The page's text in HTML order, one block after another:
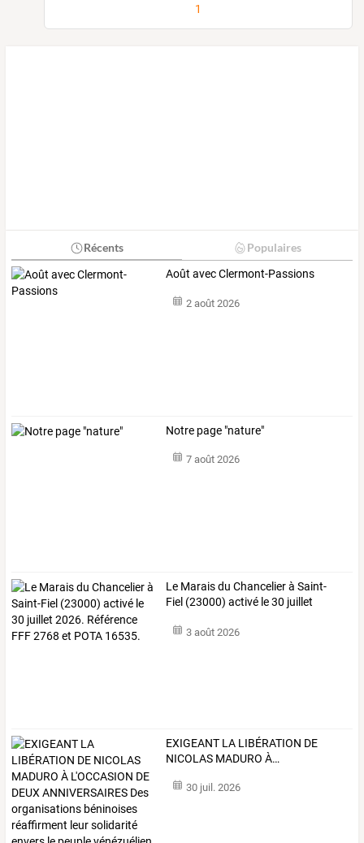
1
Récents Populaires
Août avec Clermont-Passions
2 août 2026
Notre page "nature"
7 août 2026
Le Maraisdu Chancelierà Saint-
Fiel (23000) activé le30 juillet
3 août 2026
EXIGEANT LA LIBÉRATION DE
NICOLAS MADURO À…
30 juil. 2026